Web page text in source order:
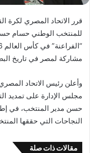
قرر الاتحاد المصري لكرة
للمنتخب الوطني حسام
مشاركة لمصر في تاريخ
وأعلن رئيس الاتحاد
مجلس الإدارة على تمديد
حسن مدير المنتخب، في
النجاحات التي حققها
مقالات ذات صلة